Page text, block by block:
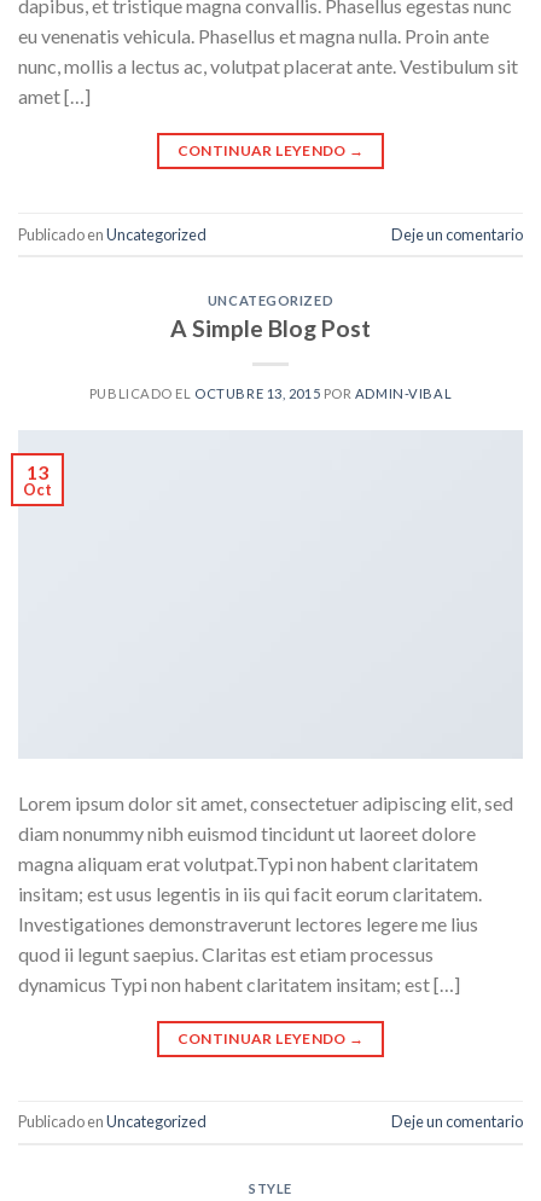
dapibus, et tristique magna convallis. Phasellus egestas nunc
eu venenatis vehicula. Phasellus et magna nulla. Proin ante
nunc, mollis a lectus ac, volutpat placerat ante. Vestibulum sit
amet […]
CONTINUAR LEYENDO →
Publicado enUncategorized Deje un comentario
UNCATEGORIZED
A Simple Blog Post
PUBLICADO EL OCTUBRE 13, 2015 POR ADMIN-VIBAL
13
Oct
Lorem ipsum dolor sit amet, consectetuer adipiscing elit, sed
diam nonummy nibh euismod tincidunt ut laoreet dolore
magna aliquam erat volutpat.Typi non habent claritatem
insitam; est usus legentis in iis qui facit eorum claritatem.
Investigationes demonstraverunt lectores legere me lius
quod ii legunt saepius. Claritas est etiam processus
dynamicus Typi non habent claritatem insitam; est […]
CONTINUAR LEYENDO →
Publicado enUncategorized Deje un comentario
STYLE